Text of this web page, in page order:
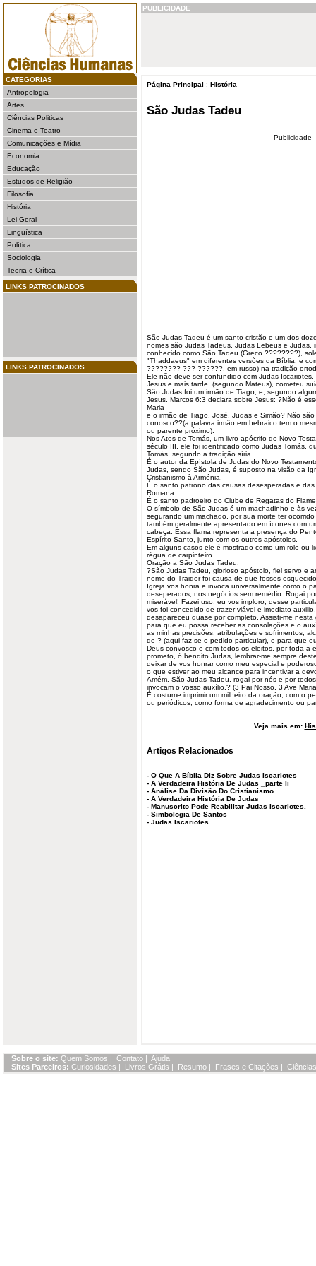
CATEGORIAS
Antropologia
Artes
Ciências Politicas
Cinema e Teatro
Comunicações e Mídia
Economia
Educação
Estudos de Religião
Filosofia
História
Lei Geral
Linguística
Política
Sociologia
Teoria e Crítica
LINKS PATROCINADOS
LINKS PATROCINADOS
PUBLICIDADE
Página Principal : História
São Judas Tadeu
Publicidade
São Judas Tadeu é um santo cristão e um dos
nomes são Judas Tadeus, Judas Lebeus e Judas,
conhecido como São Tadeu (Greco ????????),
"Thaddaeus" em diferentes versões da Bíblia, e
???????? ??? ??????, em russo) na tradição
Ele não deve ser confundido com Judas
Jesus e mais tarde, (segundo Mateus), cometeu
São Judas foi um irmão de Tiago, e, segundo
Jesus. Marcos 6:3 declara sobre Jesus: ?Não é
Maria
e o irmão de Tiago, José, Judas e Simão? Não são
conosco??(a palavra irmão em hebraico tem o
ou parente próximo).
Nos Atos de Tomás, um livro apócrifo do Novo
século III, ele foi identificado como Judas Tomás,
Tomás, segundo a tradição síria.
É o autor da Epístola de Judas do Novo
Judas, sendo São Judas, é suposto na visão da
Cristianismo à Arménia.
É o santo patrono das causas desesperadas e
Romana.
É o santo padroeiro do Clube de Regatas do
O símbolo de São Judas é um machadinho e às
segurando um machado, por sua morte ter
também geralmente apresentado em ícones com
cabeça. Essa flama representa a presença do
Espírito Santo, junto com os outros apóstolos.
Em alguns casos ele é mostrado como um rolo ou
régua de carpinteiro.
Oração a São Judas Tadeu:
?São Judas Tadeu, glorioso apóstolo, fiel servo e
nome do Traidor foi causa de que fosses
Igreja vos honra e invoca universalmente como o
deseperados, nos negócios sem remédio. Rogai
miserável! Fazei uso, eu vos imploro, desse
vos foi concedido de trazer viável e imediato
desapareceu quase por completo. Assisti-me
para que eu possa receber as consolações e o
as minhas precisões, atribulações e sofrimentos,
de ? (aqui faz-se o pedido particular), e para que
Deus convosco e com todos os eleitos, por toda a
prometo, ó bendito Judas, lembrar-me sempre
deixar de vos honrar como meu especial e
o que estiver ao meu alcance para incentivar a
Amém. São Judas Tadeu, rogai por nós e por
invocam o vosso auxílio.? (3 Pai Nosso, 3 Ave
É costume imprimir um milheiro da oração, com o
ou periódicos, como forma de agradecimento ou
Veja mais em:
Artigos Relacionados
- O Que A Bíblia Diz Sobre Judas Iscariotes
- A Verdadeira História De Judas _parte Ii
- Análise Da Divisão Do Cristianismo
- A Verdadeira História De Judas
- Manuscrito Pode Reabilitar Judas Iscariotes.
- Simbologia De Santos
- Judas Iscariotes
Sobre o site: Quem Somos | Contato | Ajuda
Sites Parceiros: Curiosidades | Livros Grátis | Resumo | Frases e Citações |